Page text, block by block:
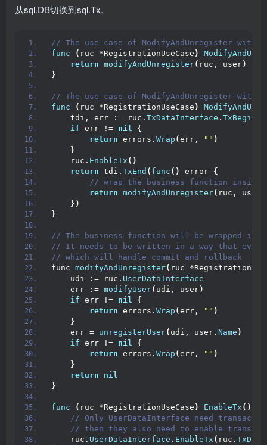
从sql.DB切换到sql.Tx.
// The use case of ModifyAndUnregister
func
( ruc *RegistrationUseCase )
return modifyAndUnregister( ruc, user)
}
// The use case of ModifyAndUnregister with
func
( ruc *RegistrationUseCase )
    tdi, err := ruc.
TxDataInterface . TxBegin
if err != nil
{
return errors. Wrap (err, "" )
}
    ruc.
EnableTx ()
return tdi. TxEnd ( func () error {
// wrap the business function inside
return modifyAndUnregister( ruc, user
})
}
// The business function will be wrapped
// It needs to be written in a way that
// which will handle commit and rollback
func modifyAndUnregister( ruc
    udi := ruc.
UserDataInterface
    err :=
modifyUser( udi, user)
if err != nil
{
return errors. Wrap (err, "" )
}
    err =
unregisterUser( udi, user. Name )
if err != nil
{
return errors. Wrap (err, "" )
}
return
nil
}
func ( ruc *RegistrationUseCase ) EnableTx ()
// Only UserDataInterface need
// then they also need to enable
    ruc.
UserDataInterface . EnableTx ( ruc.